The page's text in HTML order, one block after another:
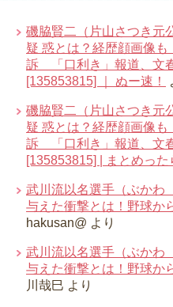
磯脇賢二（片山さつき元
疑 惑とは？経歴顔画像も
訴 「口利き」報道、文
[135853815] ｜ ぬー速！
磯脇賢二（片山さつき元
疑 惑とは？経歴顔画像も
訴 「口利き」報道、文
[135853815] | まとめった
武川流以名選手（ぶか
与えた衝撃とは！野球か
hakusan@ より
武川流以名選手（ぶか
与えた衝撃とは！野球か
川哉巳 より